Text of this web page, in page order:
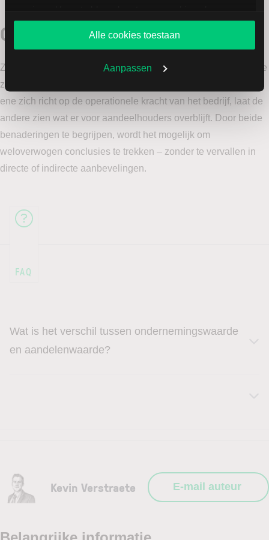
website blijft gebruiken.
Alle cookies toestaan
Aanpassen
Conclusie
Zowel de ondernemingswaarde als de aandeelhouderswaarde
zijn cruciaal voor een correcte waarderingsanalyse. Waar de
ene zich richt op de operationele kracht van het bedrijf, laat de
andere zien wat er voor aandeelhouders overblijft. Door beide
benaderingen te begrijpen, wordt het mogelijk om
weloverwogen conclusies te trekken – zonder te vervallen in
directe of indirecte aanbevelingen.
Wat is het verschil tussen ondernemingswaarde
en aandelenwaarde?
Kevin Verstraete E-mail auteur